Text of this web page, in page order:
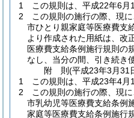
1
この規則は、平成22年6月
2
この規則の施行の際、現
市ひとり親家庭等医療費支
より作成された用紙は、改
医療費支給条例施行規則の
なし、当分の間、引き続き
附 則(平成23年3月31
1
この規則は、平成23年4月
2
この規則の施行の際、現
市乳幼児等医療費支給条例
家庭等医療費支給条例施行